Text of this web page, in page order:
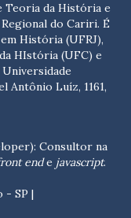
Teoria da História e
do Cariri. É
História (UFRJ),
HIstória (UFC) e
Universidade
Antônio Luíz, 1161,
Consultor na
ende javascript.
- SP |